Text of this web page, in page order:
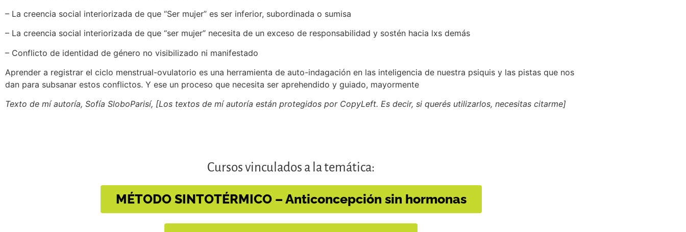
– La creencia social interiorizada de que “Ser mujer” es ser inferior, subordinada o sumisa
– La creencia social interiorizada de que “ser mujer” necesita de un exceso de responsabilidad y sostén hacia lxs demás
– Conflicto de identidad de género no visibilizado ni manifestado
Aprender a registrar el ciclo menstrual-ovulatorio es una herramienta de auto-indagación en las inteligencia de nuestra psiquis y las pistas que nos
dan para subsanar estos conflictos. Y ese un proceso que necesita ser aprehendido y guiado, mayormente
Texto de mí autoría, Sofía SloboParisí, [Los textos de mí autoría están protegidos por CopyLeft. Es decir, si querés utilizarlos, necesitas citarme]
Cursos vinculados a la temática:
MÉTODO SINTOTÉRMICO – Anticoncepción sin hormonas